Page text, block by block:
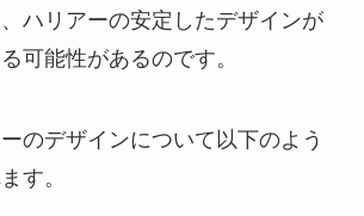
ハリアーの安定したデザインが
可能性があるのです。
のデザインについて以下のよう
す。